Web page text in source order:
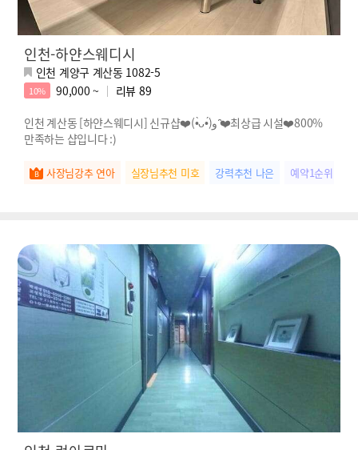
인천-하얀스웨디시
인천 계양구 계산동 1082-5
10% 90,000 ~ 리뷰 89
인천 계산동 [하얀스웨디시] 신규샵❤️(•̀ᴗ•́)و ̑̑❤️최상급 시설❤️800%
만족하는 샵입니다 :)
사장님강추 연아 실장님추천 미호 강력추천 나은 예약1순위 아랑